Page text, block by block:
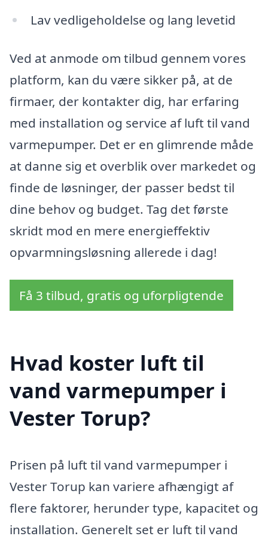
Lav vedligeholdelse og lang levetid
Ved at anmode om tilbud gennem vores
platform, kan du være sikker på, at de
firmaer, der kontakter dig, har erfaring
med installation og service af luft til vand
varmepumper. Det er en glimrende måde
at danne sig et overblik over markedet og
finde de løsninger, der passer bedst til
dine behov og budget. Tag det første
skridt mod en mere energieffektiv
opvarmningsløsning allerede i dag!
Få 3 tilbud, gratis og uforpligtende
Hvad koster luft til
vand varmepumper i
Vester Torup?
Prisen på luft til vand varmepumper i
Vester Torup kan variere afhængigt af
flere faktorer, herunder type, kapacitet og
installation. Generelt set er luft til vand